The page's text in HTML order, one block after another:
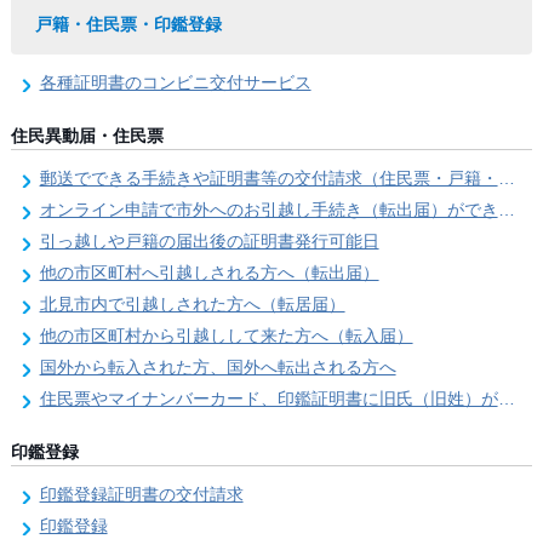
戸籍・住民票・印鑑登録
各種証明書のコンビニ交付サービス
住民異動届・住民票
郵送でできる手続きや証明書等の交付請求（住民票・戸籍・国民年金関係）
オンライン申請で市外へのお引越し手続き（転出届）ができます
引っ越しや戸籍の届出後の証明書発行可能日
他の市区町村へ引越しされる方へ（転出届）
北見市内で引越しされた方へ（転居届）
他の市区町村から引越しして来た方へ（転入届）
国外から転入された方、国外へ転出される方へ
住民票やマイナンバーカード、印鑑証明書に旧氏（旧姓）が併記できるようになりました！
印鑑登録
印鑑登録証明書の交付請求
印鑑登録